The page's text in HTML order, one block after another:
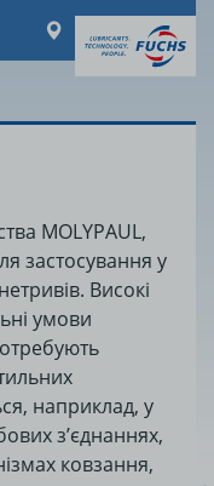
Завантаження
Worldwide
MOLYPAUL,
застосування у
Високі
умови
наприклад, у
з’єднаннях,
ковзання,